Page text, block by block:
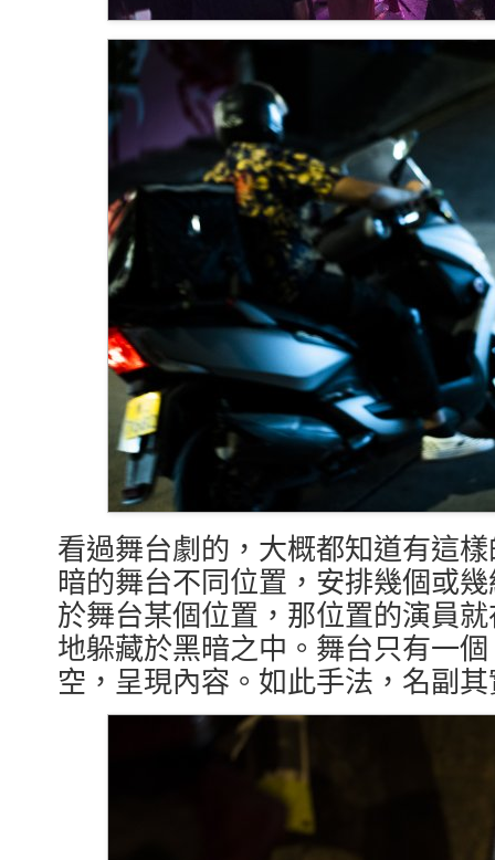
看過舞台劇的，大概都知道有這
暗的舞台不同位置，安排幾個或
於舞台某個位置，那位置的演員
地躲藏於黑暗之中。舞台只有一
空，呈現內容。如此手法，名副